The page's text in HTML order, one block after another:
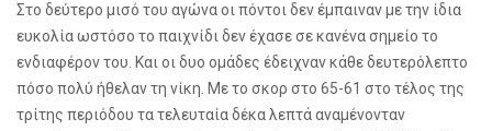
Στο δεύτερο μισό του αγώνα οι πόντοι δεν έμπαιναν με την ίδια
ευκολία ωστόσο το παιχνίδι δεν έχασε σε κανένα σημείο το
ενδιαφέρον του. Και οι δυο ομάδες έδειχναν κάθε δευτερόλεπτο
πόσο πολύ ήθελαν τη νίκη. Με το σκορ στο 65-61 στο τέλος της
τρίτης περιόδου τα τελευταία δέκα λεπτά αναμένονταν